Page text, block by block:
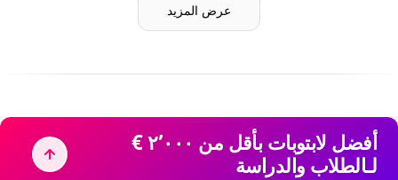
عرض المزيد
أفضل لابتوبات بأقل من ‏٢٬٠٠٠ €
لـالطلاب والدراسة